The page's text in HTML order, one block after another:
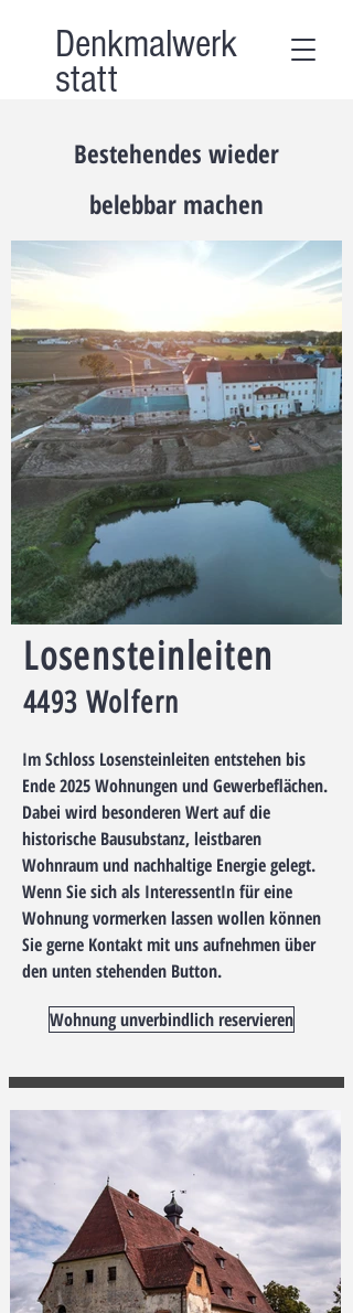
Denkmalwerk
statt
Bestehendes wieder
belebbar machen
Losensteinleiten
4493 Wolfern
Im Schloss Losensteinleiten entstehen bis
Ende 2025 Wohnungen und Gewerbeflächen.
Dabei wird besonderen Wert auf die
historische Bausubstanz, leistbaren
Wohnraum und nachhaltige Energie gelegt.
Wenn Sie sich als InteressentIn für eine
Wohnung vormerken lassen wollen können
Sie gerne Kontakt mit uns aufnehmen über
den unten stehenden Button.
Wohnung unverbindlich reservieren